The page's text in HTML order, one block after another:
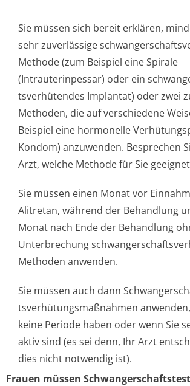
Sie müssen sich bereit erklären,
sehr zuverlässige
Methode (zum Beispiel eine Spirale
(Intrauterinpessar) oder ein
tsverhütendes Implantat) oder zwei
Methoden, die auf verschiedene
Beispiel eine hormonelle
Kondom) anzuwenden. Besprechen
Arzt, welche Methode für Sie
Sie müssen einen Monat vor
Alitretan, während der Behandlung
Monat nach Ende der Behandlung
Unterbrechung
Methoden anwenden.
Sie müssen auch dann
tsverhütungsmaßnah­men
keine Periode haben oder wenn Sie
aktiv sind (es sei denn, Ihr Arzt
dies nicht notwendig ist).
Frauen müssen